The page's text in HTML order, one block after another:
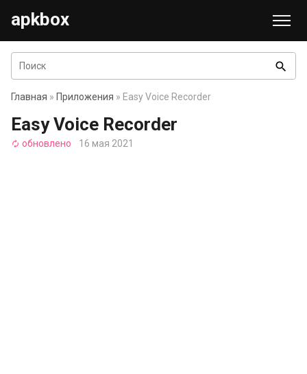
apkbox
search
Главная » Приложения » Easy Voice Recorder
Easy Voice Recorder
autorenew обновлено 16 мая 2021